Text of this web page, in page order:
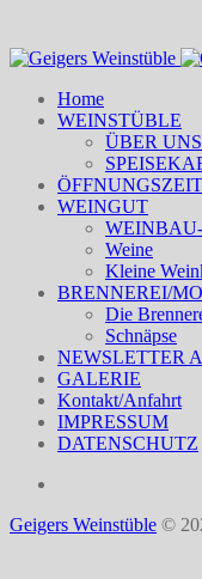
Home
WEINSTÜBLE
ÜBER UNS
WEINGUT
Weine
Kleine
BRENNEREI/
Die
Schnäpse
NEWSLETTER
GALERIE
Kontakt/Anfahrt
IMPRESSUM
DATENSCHUTZ
Geigers Weinstüble ©